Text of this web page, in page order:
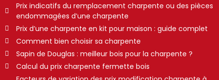
Prix indicatifs du remplacement charpente ou des pièces
endommagées d’une charpente
Prix d’une charpente en kit pour maison : guide complet
Comment bien choisir sa charpente
Sapin de Douglas : meilleur bois pour la charpente ?
Calcul du prix charpente fermette bois